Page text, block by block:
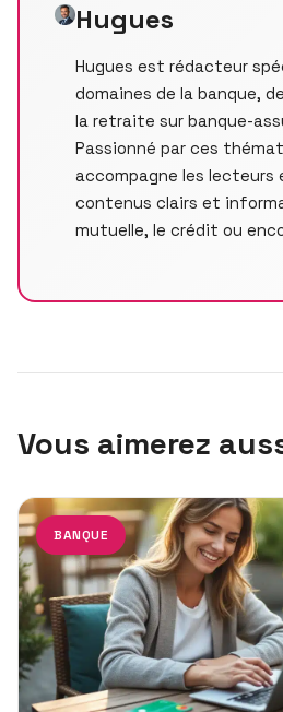
Hugues
Hugues est rédacteur
domaines de la banque,
la retraite sur banque-
Passionné par ces
accompagne les lecteurs
contenus clairs et
mutuelle, le crédit ou
Vous aimerez
BANQUE